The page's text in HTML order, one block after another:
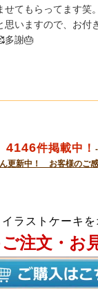
てもらってます笑。
いますので、お付
多謝🎂
4146件掲載中！
更新中！ お客様のご
ラストケーキを
注文・お